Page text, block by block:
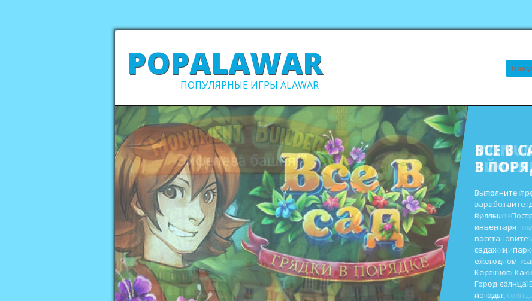
POPALAWAR
ПОПУЛЯРНЫЕ ИГРЫ ALAWAR
Поиск
ВСЕ В
В
Выполните
заработайте
виллы.
инвентаря
садах и
ежегодном
Кекс шоп Как
Город солнца
погоды